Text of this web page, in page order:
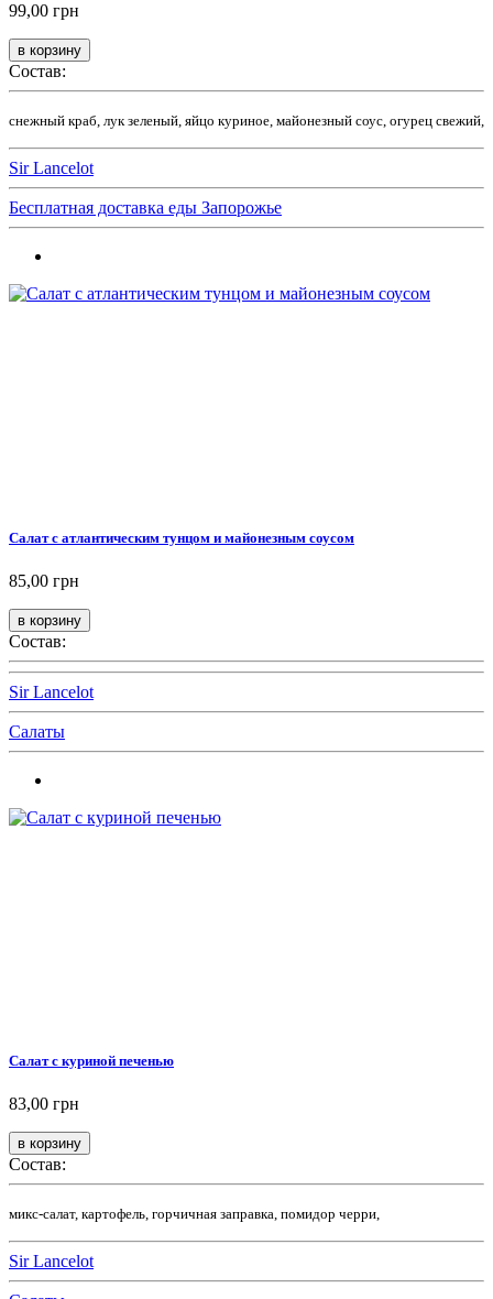
99,00 грн
Состав:
снежный краб, лук зеленый, яйцо куриное, майонезный соус, огурец свежий,
Sir Lancelot
Бесплатная доставка еды Запорожье
Салат с атлантическим тунцом и майонезным соусом
85,00 грн
Состав:
Sir Lancelot
Салаты
Салат с куриной печенью
83,00 грн
Состав:
микс-салат, картофель, горчичная заправка, помидор черри,
Sir Lancelot